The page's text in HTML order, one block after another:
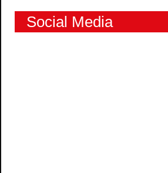
Social Media